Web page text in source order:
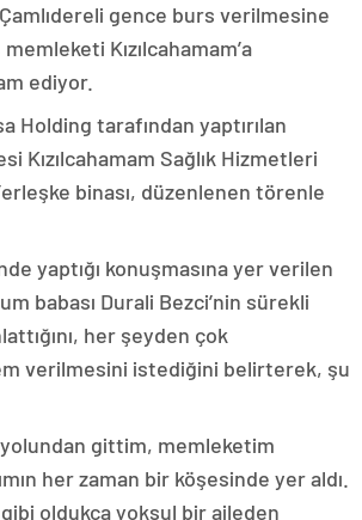
Çamlıdereli gence burs verilmesine
Kızılcahamam’a
ediyor.
Holding tarafından yaptırılan
Kızılcahamam Sağlık Hizmetleri
binası, düzenlenen törenle
yaptığı konuşmasına yer verilen
babası Durali Bezci’nin sürekli
her şeyden çok
verilmesini istediğini belirterek, şu
yolundan gittim, memleketim
her zaman bir köşesinde yer aldı.
oldukça yoksul bir aileden